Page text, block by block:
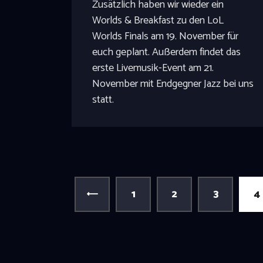
Zusätzlich haben wir wieder ein
Worlds & Breakfast zu den LoL
Worlds Finals am 19. November für
euch geplant. Außerdem findet das
erste Livemusik-Event am 21.
November mit Endgegner Jazz bei uns
statt.
1 2 3 4